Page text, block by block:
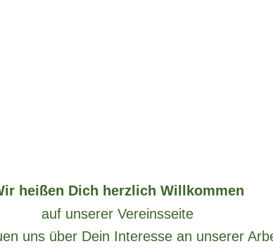
heißen Dich herzlich Willkommen
auf unserer Vereinsseite
uns über Dein Interesse an unserer